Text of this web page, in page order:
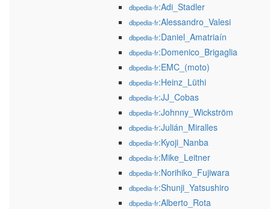
dbpedia-fr:Adi_Stadler
dbpedia-fr:Alessandro_Valesi
dbpedia-fr:Daniel_Amatriaín
dbpedia-fr:Domenico_Brigaglia
dbpedia-fr:EMC_(moto)
dbpedia-fr:Heinz_Lüthi
dbpedia-fr:JJ_Cobas
dbpedia-fr:Johnny_Wickström
dbpedia-fr:Julián_Miralles
dbpedia-fr:Kyoji_Nanba
dbpedia-fr:Mike_Leitner
dbpedia-fr:Norihiko_Fujiwara
dbpedia-fr:Shunji_Yatsushiro
dbpedia-fr:Alberto_Rota